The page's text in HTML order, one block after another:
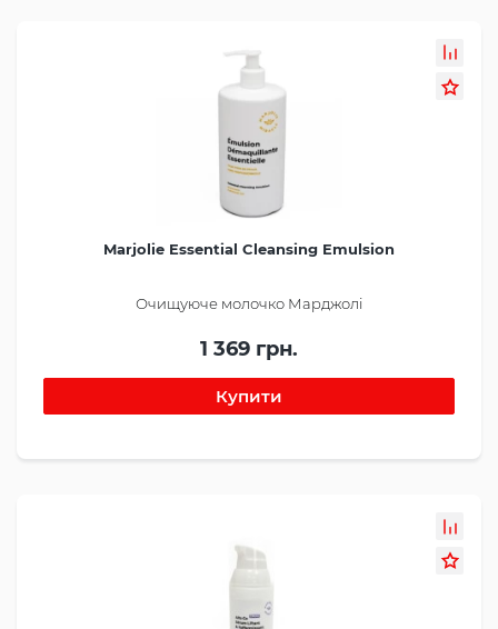
Marjolie Essential Cleansing Emulsion
Очищуюче молочко Марджолі
1 369 грн.